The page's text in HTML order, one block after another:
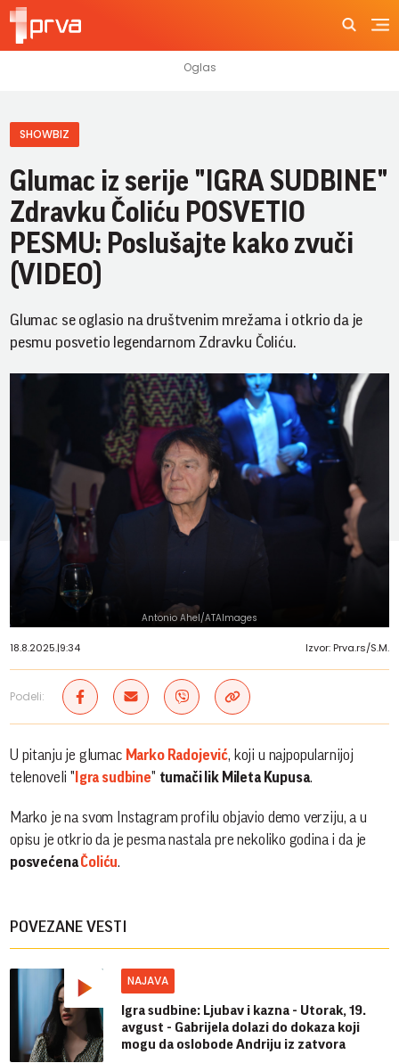
SHOWBIZ
Glumac iz serije "IGRA SUDBINE"
Zdravku Čoliću POSVETIO
PESMU: Poslušajte kako zvuči
(VIDEO)
Glumac se oglasio na društvenim mrežama i otkrio da je
pesmu posvetio legendarnom Zdravku Čoliću.
Antonio Ahel/ATAImages
18.8.2025.|9:34 Izvor: Prva.rs/S.M.
Podeli:
U pitanju je glumac Marko Radojević, koji u najpopularnijoj
telenoveli " Igra sudbine" tumači lik Mileta Kupusa.
Marko je na svom Instagram profilu objavio demo verziju, a u
opisu je otkrio da je pesma nastala pre nekoliko godina i da je
posvećenaČoliću.
POVEZANE VESTI
NAJAVA
Igra sudbine: Ljubav i kazna - Utorak, 19.
avgust - Gabrijela dolazi do dokaza koji
mogu da oslobode Andriju iz zatvora